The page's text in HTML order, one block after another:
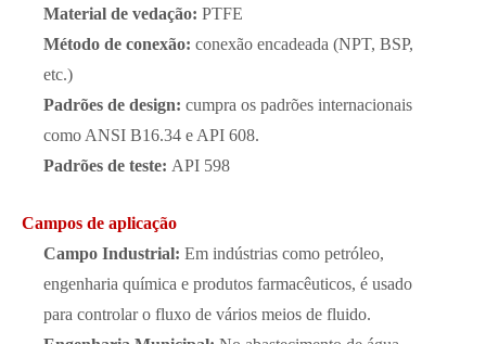
Material de vedação: PTFE
Método de conexão: conexão encadeada (NPT, BSP,
etc.)
Padrões de design: cumpra os padrões internacionais
como ANSI B16.34 e API 608.
Padrões de teste: API 598
Campos de aplicação
Campo Industrial: Em indústrias como petróleo,
engenharia química e produtos farmacêuticos, é usado
para controlar o fluxo de vários meios de fluido.